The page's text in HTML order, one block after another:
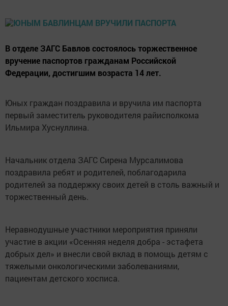
В отделе ЗАГС Бавлов состоялось торжественное
вручение паспортов гражданам Российской
Федерации, достигшим возраста 14 лет.
Юных граждан поздравила и вручила им паспорта
первый заместитель руководителя райисполкома
Ильмира Хуснуллина.
Начальник отдела ЗАГС Сирена Мурсалимова
поздравила ребят и родителей, поблагодарила
родителей за поддержку своих детей в столь важный и
торжественный день.
Неравнодушные участники мероприятия приняли
участие в акции «Осенняя неделя добра - эстафета
добрых дел» и внесли свой вклад в помощь детям с
тяжелыми онкологическими заболеваниями,
пациентам детского хосписа.